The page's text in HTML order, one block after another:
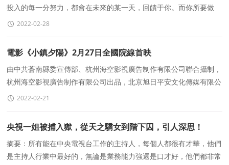
投入的每一分努力，都會在未來的某一天，回饋于你。而你所要做
的，就是每天多努力一點點。 2022年2月
2022-02-28
電影《小鎮夕陽》2月27日全國院線首映
由中共蒼南縣委宣傳部、杭州海空影視廣告制作有限公司聯合攝制，
杭州海空影視廣告制作有限公司出品，北京旭日平安文化傳媒有限公
司發行的電影《小鎮夕陽》2月27日将在全國院
2022-02-21
央視一姐被捕入獄，從天之驕女到階下囚，引人深思！
摘要：所有能在中央電視台工作的主持人，每個人都很有才華，他們
是主持人行業中最好的，無論是業務能力強還是口才好，他們都非常